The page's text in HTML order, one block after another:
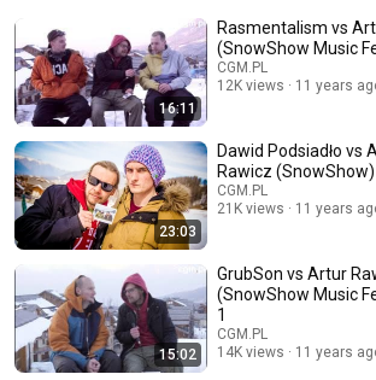
16:11
Rasmentalism vs
(SnowShow Music
CGM.PL
12K views
11 years
23:03
Dawid Podsiadło vs
Rawicz (SnowShow)
CGM.PL
21K views
11 years
15:02
GrubSon vs Artur
(SnowShow Music
1
CGM.PL
14K views
11 years